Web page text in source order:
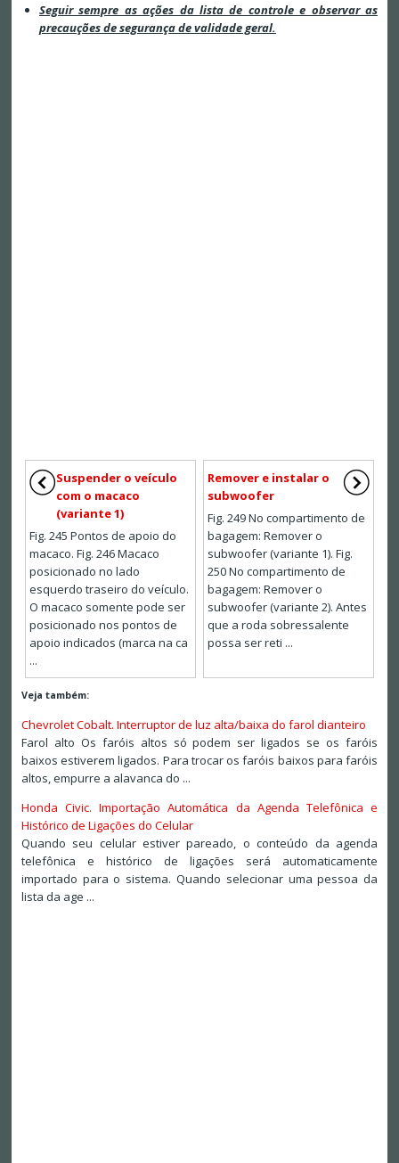
Seguir sempre as ações da lista de controle e observar as
precauções de segurança de validade geral.
Suspender o veículo
com o macaco
(variante 1)
Fig. 245 Pontos de apoio do
macaco. Fig. 246 Macaco
posicionado no lado
esquerdo traseiro do veículo.
O macaco somente pode ser
posicionado nos pontos de
apoio indicados (marca na ca
...
Remover e instalar o
subwoofer
Fig. 249 No compartimento de
bagagem: Remover o
subwoofer (variante 1). Fig.
250 No compartimento de
bagagem: Remover o
subwoofer (variante 2). Antes
que a roda sobressalente
possa ser reti ...
Veja também:
Chevrolet Cobalt. Interruptor de luz alta/baixa do farol dianteiro
Farol alto Os faróis altos só podem ser ligados se os faróis
baixos estiverem ligados. Para trocar os faróis baixos para faróis
altos, empurre a alavanca do ...
Honda Civic. Importação Automática da Agenda Telefônica e
Histórico de Ligações do Celular
Quando seu celular estiver pareado, o conteúdo da agenda
telefônica e histórico de ligações será automaticamente
importado para o sistema. Quando selecionar uma pessoa da
lista da age ...